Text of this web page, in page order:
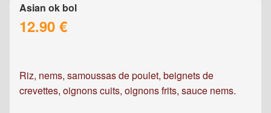
Asian ok bol
12.90 €
Riz, nems, samoussas de poulet, beignets de
crevettes, oignons cuits, oignons frits, sauce nems.